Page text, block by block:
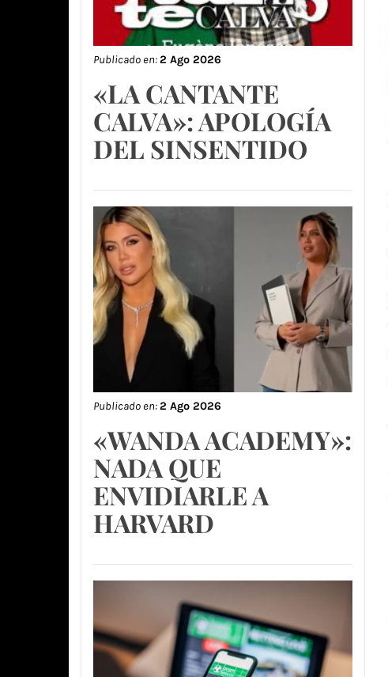
Publicado en:2 Ago 2026
«LA CANTANTE
CALVA»: APOLOGÍA
DEL SINSENTIDO
Publicado en:2 Ago 2026
«WANDA ACADEMY»:
NADA QUE
ENVIDIARLE A
HARVARD